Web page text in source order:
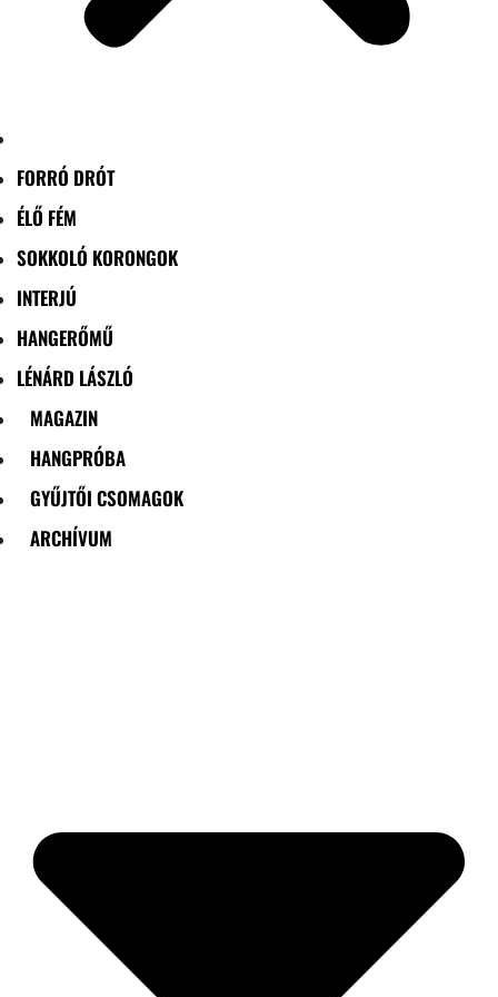
FORRÓ DRÓT
ÉLŐ FÉM
SOKKOLÓ KORONGOK
INTERJÚ
HANGERŐMŰ
LÉNÁRD LÁSZLÓ
MAGAZIN
HANGPRÓBA
GYŰJTŐI CSOMAGOK
ARCHÍVUM